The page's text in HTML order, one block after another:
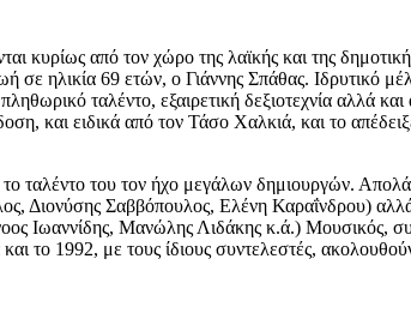
από τον χώρο της λαϊκής και της
σε ηλικία 69 ετών, ο Γιάννης Σπάθας. Ιδρυτικό
ταλέντο, εξαιρετική δεξιοτεχνία αλλά
και ειδικά από τον Τάσο Χαλκιά, και το
το ταλέντο του τον ήχο μεγάλων δημιουργών.
Διονύσης Σαββόπουλος, Ελένη Καραΐνδρου)
Μανώλης Λιδάκης κ.ά.) Μουσικός,
το 1992, με τους ίδιους συντελεστές,